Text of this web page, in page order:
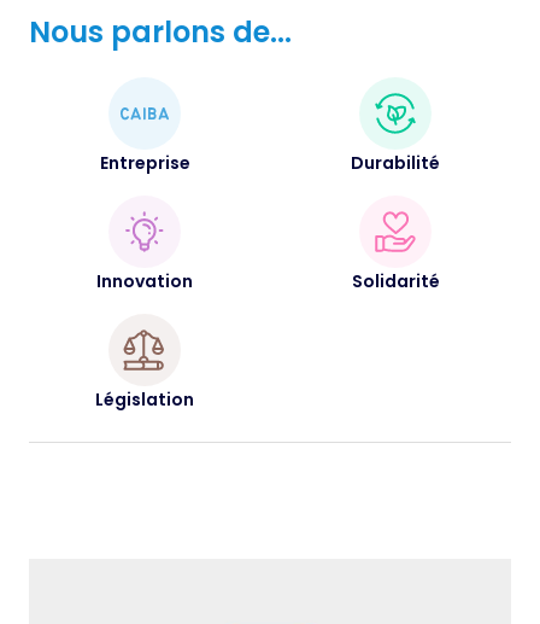
Nous parlons de...
Entreprise Durabilité
Innovation Solidarité
Législation